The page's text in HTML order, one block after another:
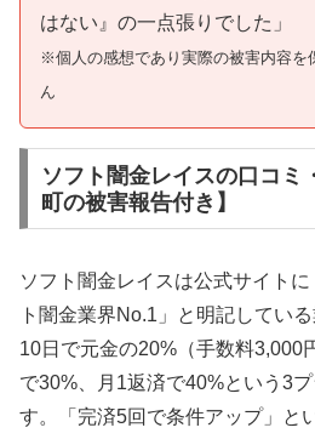
はない』の一点張りでした」
※個人の感想であり実際の被害内容を
ん
ソフト闇金レイスの口コミ
町の被害報告付き】
ソフト闇金レイスは公式サイト
ト闇金業界No.1」と明記してい
10日で元金の20%（手数料3,000
で30%、月1返済で40%という3
す。「完済5回で条件アップ」と